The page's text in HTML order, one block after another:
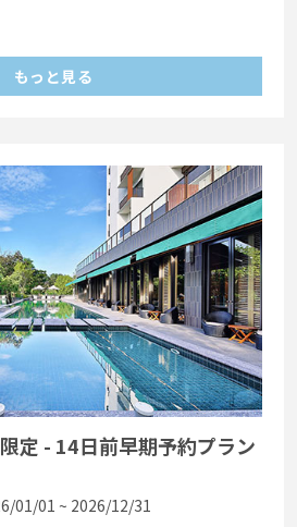
もっと見る
定 - 14日前早期予約プラン
01/01 ~ 2026/12/31